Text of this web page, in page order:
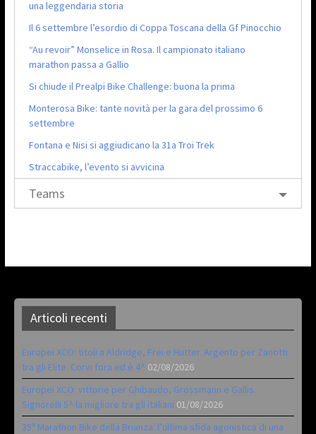
una leggendaria storia
Il 6 settembre l’esordio di Coppa Toscana della Gf Pinocchio
“Au revoir” Monselice in Rosa. Il campionato italiano
marathon passa a Gallio
Si chiude il Prealpi Bike Challenge: buona la prima
Monterosa Bike: tante novità per la gara del prossimo 6
settembre
Fontana e Nisi si aggiudicano la 31a Troi Trek
Straccabike, l’evento si avvicina
Teams
Articoli recenti
Europei XCO: titoli a Aldridge, Frei e Hutter. Argento per Zanotti
tra gli Elite. Corvi fora ed è 4^ 02/08/2026
Europei XCO: vittorie per Ghibaudo, Grossmann e Gallis.
Signorelli 5^ la migliore tra gli italiani 01/08/2026
35ª Marathon Bike della Brianza: l’ultima sfida agonistica di una